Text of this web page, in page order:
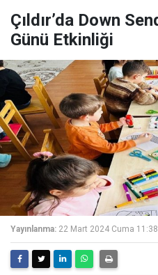
Çıldır’da Down
Günü Etkinliği
Yayınlanma: 22 Mart 2024 Cuma 11:38